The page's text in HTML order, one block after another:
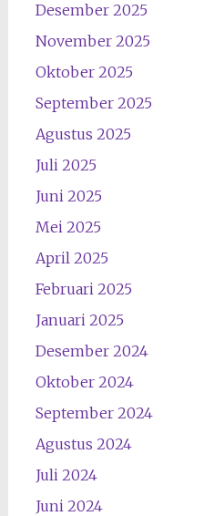
Desember 2025
November 2025
Oktober 2025
September 2025
Agustus 2025
Juli 2025
Juni 2025
Mei 2025
April 2025
Februari 2025
Januari 2025
Desember 2024
Oktober 2024
September 2024
Agustus 2024
Juli 2024
Juni 2024